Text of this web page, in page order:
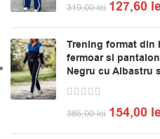
319,00lei 127,60
Trening format din
fermoar si
Negru cu Albastru
385,00lei 154,00